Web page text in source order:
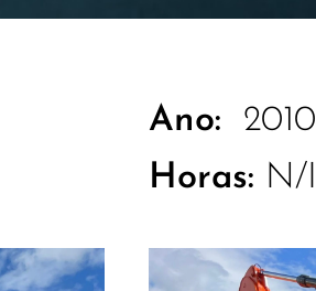
Ano: 2010
Horas: N/I